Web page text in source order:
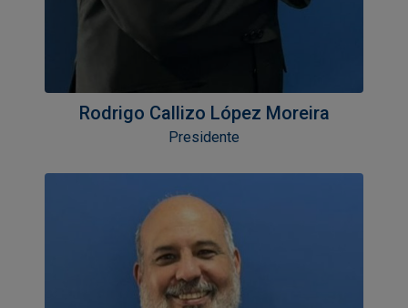
Rodrigo Callizo López Moreira
Presidente